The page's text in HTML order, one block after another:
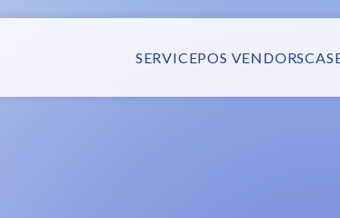
SERVICEPOS VENDORS